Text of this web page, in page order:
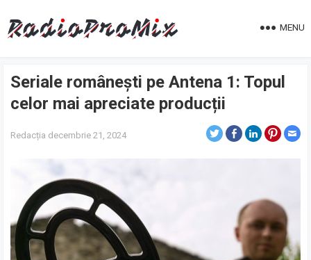
MENU
Seriale românești pe Antena 1: Topul
celor mai apreciate producții
Redacția decembrie 21, 2024